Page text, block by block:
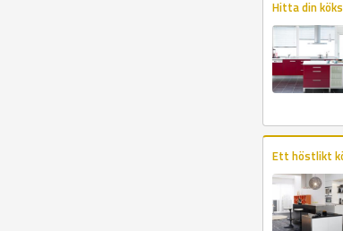
Hitta din
Ett höstlikt